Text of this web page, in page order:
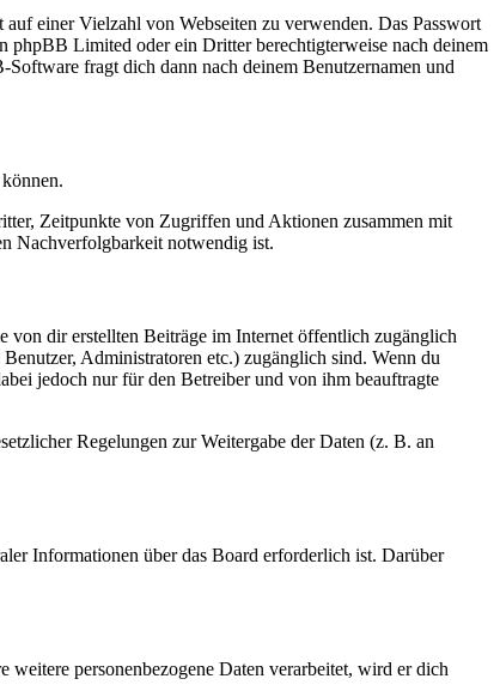
einer Vielzahl von Webseiten zu verwenden. Das Passwort
phpBB Limited oder ein Dritter berechtigterweise nach deinem
fragt dich dann nach deinem Benutzernamen und
Zeitpunkte von Zugriffen und Aktionen zusammen mit
Nachverfolgbarkeit notwendig ist.
von dir erstellten Beiträge im Internet öffentlich zugänglich
Administratoren etc.) zugänglich sind. Wenn du
jedoch nur für den Betreiber und von ihm beauftragte
Regelungen zur Weitergabe der Daten (z. B. an
Informationen über das Board erforderlich ist. Darüber
personenbezogene Daten verarbeitet, wird er dich